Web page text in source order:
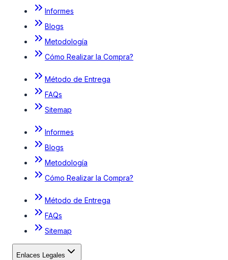
Informes
Blogs
Metodología
Cómo Realizar la Compra?
Método de Entrega
FAQs
Sitemap
Informes
Blogs
Metodología
Cómo Realizar la Compra?
Método de Entrega
FAQs
Sitemap
Enlaces Legales